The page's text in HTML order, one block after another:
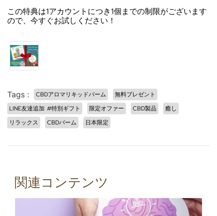
この特典は1アカウントにつき1個までの制限がございます
ので、今すぐお試しください！
Tags : CBDアロマリキッドバーム
無料プレゼント
LINE友達追加 #特別ギフト
限定オファー CBD製品
癒し
リラックス
CBDバーム 日本限定
関連コンテンツ